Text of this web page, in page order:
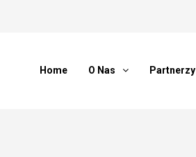
Home O Nas Partnerzy